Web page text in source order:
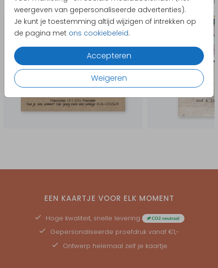
weergeven van gepersonaliseerde advertenties).
Je kunt je toestemming altijd wijzigen of intrekken op
de pagina met ons cookiebeleid.
Accepteren
Weigeren
Uitnodiging communie
EEN KAARTJE VOOR ELK MOMENT
Hoge kwaliteit, snelle levering
Gepersonaliseerde proefdruk vanaf €1,-
Ontwerp helemaal zelf je kaartje